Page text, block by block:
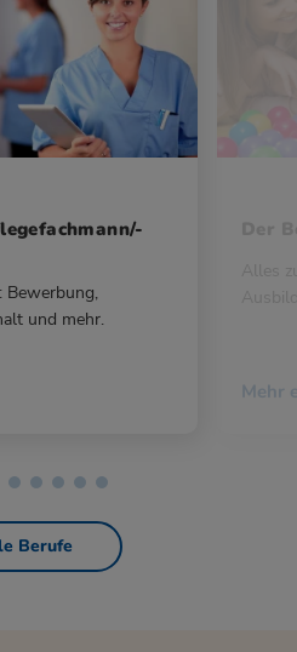
Bewerbung,
und mehr.
Mehr
Berufe